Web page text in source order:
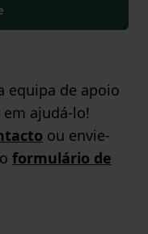
equipa de apoio
ajudá-lo!
ou envie-
formulário de